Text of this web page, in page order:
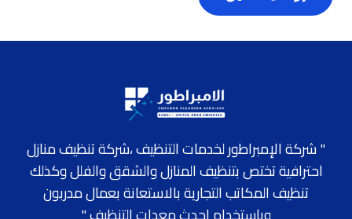
" شركة الإمبراطور لخدمات التنظيف ،شركة تنظيف منازل
احترافية تختص بتنظيف المنازل والشقق والفلل وكذلك
تنظيف المكاتب التجارية بالاستعانة بعمال مدربون